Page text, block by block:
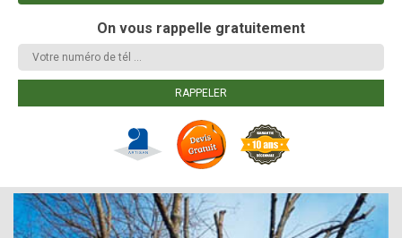
On vous rappelle gratuitement